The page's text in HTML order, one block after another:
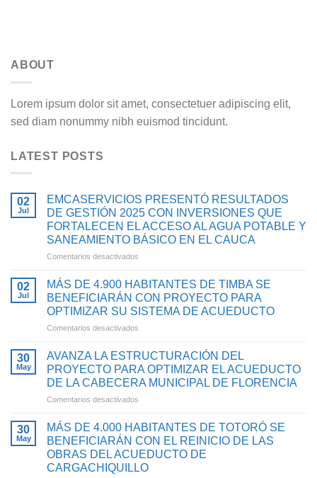
ABOUT
Lorem ipsum dolor sit amet, consectetuer adipiscing elit,
sed diam nonummy nibh euismod tincidunt.
LATEST POSTS
02
Jul
EMCASERVICIOS PRESENTÓ RESULTADOS
DE GESTIÓN 2025 CON INVERSIONES QUE
FORTALECEN EL ACCESO AL AGUA POTABLE Y
SANEAMIENTO BÁSICO EN EL CAUCA
Comentarios desactivados
PRESENTÓ
RESULTADOS
DE
GESTIÓN
INVERSIONES
QUE
FORTALECEN
EL
AGUA
POTABLE
Y
SANEAMIENTO
BÁSICO
02
Jul
MÁS DE 4.900 HABITANTES DE TIMBA SE
BENEFICIARÁN CON PROYECTO PARA
OPTIMIZAR SU SISTEMA DE ACUEDUCTO
Comentarios desactivados
DE
4.900
HABITANTES
DE
BENEFICIARÁN
CON
PROYECTO
PARA
OPTIMIZAR
30
May
AVANZA LA ESTRUCTURACIÓN DEL
PROYECTO PARA OPTIMIZAR EL ACUEDUCTO
DE LA CABECERA MUNICIPAL DE FLORENCIA
Comentarios desactivados
LA
ESTRUCTURACIÓN
DEL
PROYECTO
PARA
30
May
MÁS DE 4.000 HABITANTES DE TOTORÓ SE
BENEFICIARÁN CON EL REINICIO DE LAS
OBRAS DEL ACUEDUCTO DE
CARGACHIQUILLO